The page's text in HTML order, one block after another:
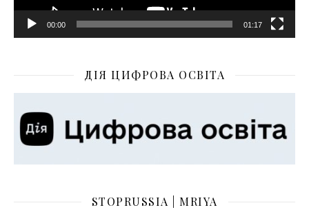
00:00 01:17
ДІЯ ЦИФРОВА ОСВІТА
STOPRUSSIA | MRIYA